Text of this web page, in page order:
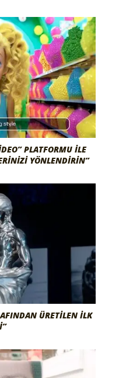
PLATFORMU ILE
YÖNLENDIRIN”
ÜRETILEN İLK